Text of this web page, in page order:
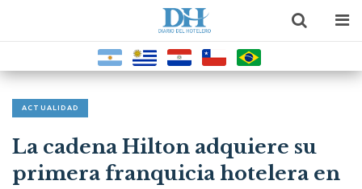
ACTUALIDAD
La cadena Hilton adquiere su
primera franquicia hotelera en